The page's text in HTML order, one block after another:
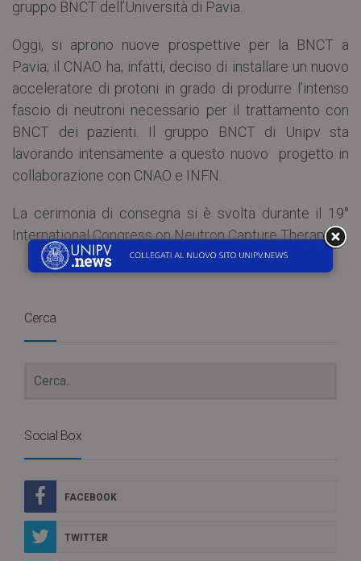
gruppo BNCT dell’Università di Pavia.
Oggi, si aprono nuove prospettive per la BNCT a
Pavia; il CNAO ha, infatti, deciso di installare un nuovo
acceleratore di protoni in grado di produrre l’intenso
fascio di neutroni necessario per il trattamento con
BNCT dei pazienti. Il gruppo BNCT di Unipv sta
lavorando intensamente a questo nuovo progetto in
collaborazione con CNAO e INFN.
La cerimonia di consegna si è svolta durante il 19°
International Congress on Neutron Capture Therapy.
Cerca
Social Box
FACEBOOK
TWITTER